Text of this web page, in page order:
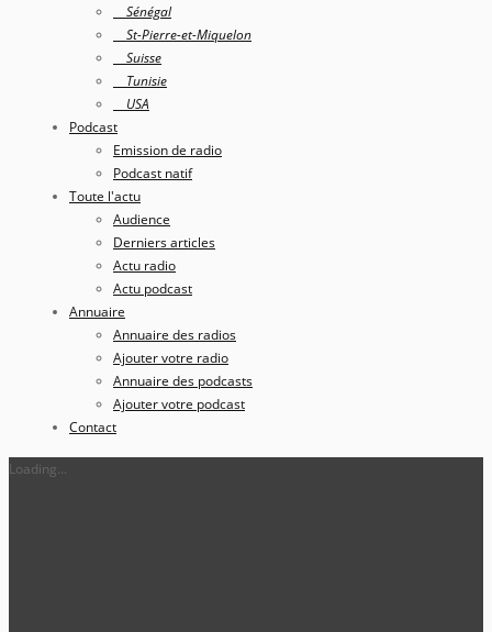
Sénégal
St-Pierre-et-Miquelon
Suisse
Tunisie
USA
Podcast
Emission de radio
Podcast natif
Toute l'actu
Audience
Derniers articles
Actu radio
Actu podcast
Annuaire
Annuaire des radios
Ajouter votre radio
Annuaire des podcasts
Ajouter votre podcast
Contact
Loading...